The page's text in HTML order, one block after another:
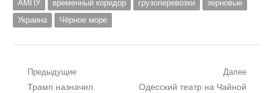
АМПУ временный коридор грузоперевозки
зерновые
Украина
Чёрное море
Навигация
Предыдущие
Предыдущий
Трамп назначил
Далее
Следующий
Одесский театр на Чайной